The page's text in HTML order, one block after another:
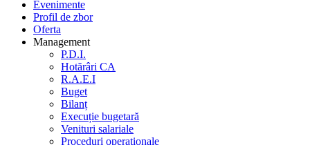
Evenimente
Profil de zbor
Oferta
Management
P.D.I.
Hotărâri CA
R.A.E.I
Buget
Bilanț
Execuție bugetară
Venituri salariale
Proceduri operaționale